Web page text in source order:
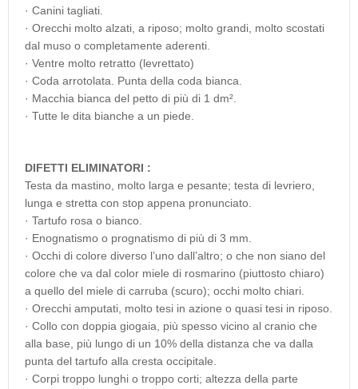
· Canini tagliati.
· Orecchi molto alzati, a riposo; molto grandi, molto scostati
dal muso o completamente aderenti.
· Ventre molto retratto (levrettato)
· Coda arrotolata. Punta della coda bianca.
· Macchia bianca del petto di più di 1 dm².
· Tutte le dita bianche a un piede.
DIFETTI ELIMINATORI :
Testa da mastino, molto larga e pesante; testa di levriero,
lunga e stretta con stop appena pronunciato.
· Tartufo rosa o bianco.
· Enognatismo o prognatismo di più di 3 mm.
· Occhi di colore diverso l’uno dall’altro; o che non siano del
colore che va dal color miele di rosmarino (piuttosto chiaro)
a quello del miele di carruba (scuro); occhi molto chiari.
· Orecchi amputati, molto tesi in azione o quasi tesi in riposo.
· Collo con doppia giogaia, più spesso vicino al cranio che
alla base, più lungo di un 10% della distanza che va dalla
punta del tartufo alla cresta occipitale.
· Corpi troppo lunghi o troppo corti; altezza della parte